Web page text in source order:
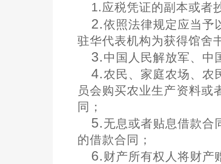
1.应税凭证的副本或者
2.依照法律规定应当予
驻华代表机构为获得馆舍
3.中国人民解放军、中
4.农民、家庭农场、农
员会购买农业生产资料或
同；
5.无息或者贴息借款合
的借款合同；
6. 财产所有权人将财产